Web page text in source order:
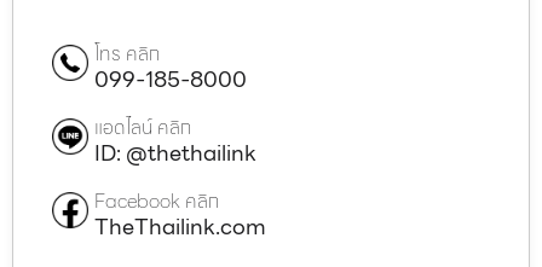
โทร คลิก
099-185-8000
แอดไลน์ คลิก
ID: @thethailink
Facebook คลิก
TheThailink.com